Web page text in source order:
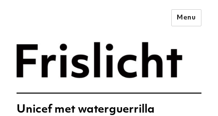
Merkstrategie voor het
digitale tijdperk –
Frislicht
Menu
Unicef met waterguerrilla